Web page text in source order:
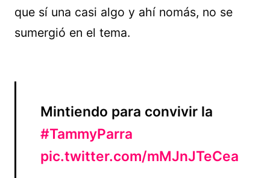
que sí una casi algo y ahí nomás, no se
sumergió en el tema.
Mintiendo para convivir la
#TammyParra
pic.twitter.com/mMJnJTeCea